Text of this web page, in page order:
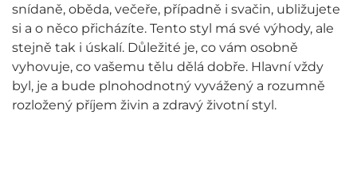
snídaně, oběda, večeře, případně i svačin, ubližujete
si a o něco přicházíte. Tento styl má své výhody, ale
stejně tak i úskalí. Důležité je, co vám osobně
vyhovuje, co vašemu tělu dělá dobře. Hlavní vždy
byl, je a bude plnohodnotný vyvážený a rozumně
rozložený příjem živin a zdravý životní styl.